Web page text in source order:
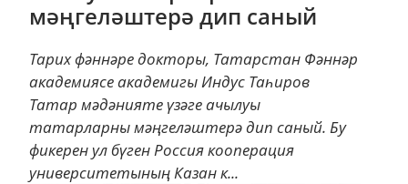
мәңгеләштерә дип саный
Тарих фәннәре докторы, Татарстан Фәннәр
академиясе академигы Индус Таһиров
Татар мәдәнияте үзәге ачылуы
татарларны мәңгеләштерә дип саный. Бу
фикерен ул бүген Россия кооперация
университетының Казан к...